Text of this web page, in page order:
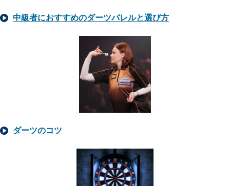
中級者におすすめのダーツバレルと選び方
ダーツのコツ